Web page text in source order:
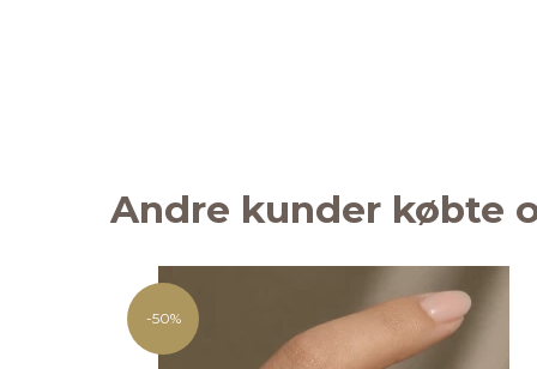
Andre kunder købte
-50%